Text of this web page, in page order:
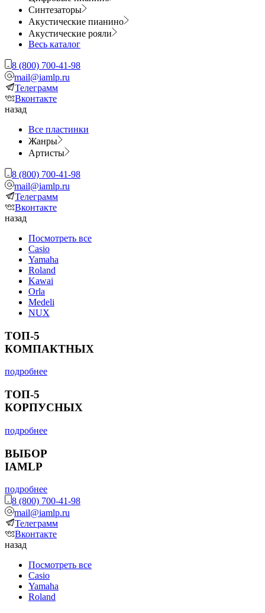
Синтезаторы
Акустические пианино
Акустические рояли
Весь каталог
8 (800) 700-41-98
mail@iamlp.ru
Телеграмм
Вконтакте
назад
Все пластинки
Жанры
Артисты
8 (800) 700-41-98
mail@iamlp.ru
Телеграмм
Вконтакте
назад
Посмотреть все
Casio
Yamaha
Roland
Kawai
Orla
Medeli
NUX
ТОП-5
КОМПАКТНЫХ
подробнее
ТОП-5
КОРПУСНЫХ
подробнее
ВЫБОР
IAMLP
подробнее
8 (800) 700-41-98
mail@iamlp.ru
Телеграмм
Вконтакте
назад
Посмотреть все
Casio
Yamaha
Roland